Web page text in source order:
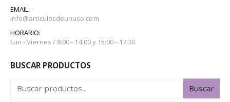
EMAIL:
info@articulosdeunuso.com
HORARIO:
Lun - Viernes / 8:00 - 14:00 y 15:00 - 17:30
BUSCAR PRODUCTOS
Buscar